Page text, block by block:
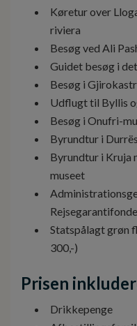
Køretur over
riviera
Besøg ved Ali
Guidet besøg i
Besøg i
Udflugt til Byllis
Besøg i Onufri-
Byrundtur i Durrës
Byrundtur i Kruja
museet
Statspålagt grøn
300,-)
Prisen
Drikkepenge